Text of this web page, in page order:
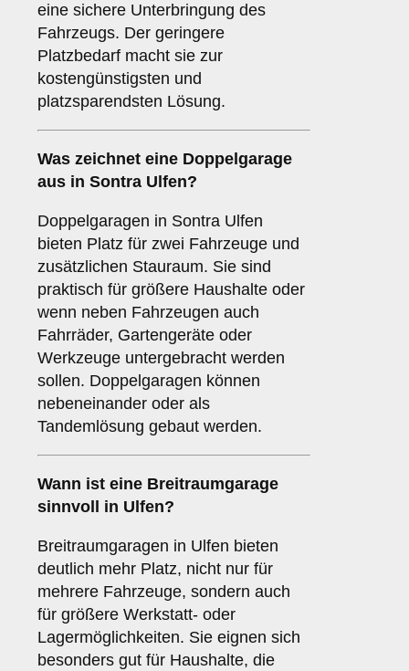
eine sichere Unterbringung des
Fahrzeugs. Der geringere
Platzbedarf macht sie zur
kostengünstigsten und
platzsparendsten Lösung.
Was zeichnet eine Doppelgarage
aus in Sontra Ulfen?
Doppelgaragen in Sontra Ulfen
bieten Platz für zwei Fahrzeuge und
zusätzlichen Stauraum. Sie sind
praktisch für größere Haushalte oder
wenn neben Fahrzeugen auch
Fahrräder, Gartengeräte oder
Werkzeuge untergebracht werden
sollen. Doppelgaragen können
nebeneinander oder als
Tandemlösung gebaut werden.
Wann ist eine Breitraumgarage
sinnvoll in Ulfen?
Breitraumgaragen in Ulfen bieten
deutlich mehr Platz, nicht nur für
mehrere Fahrzeuge, sondern auch
für größere Werkstatt- oder
Lagermöglichkeiten. Sie eignen sich
besonders gut für Haushalte, die